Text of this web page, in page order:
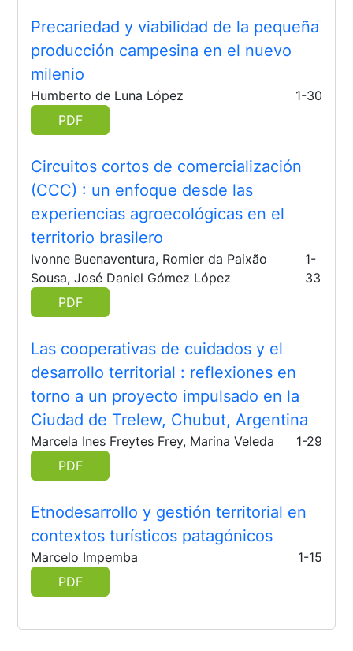
Precariedad y viabilidad de la pequeña
producción campesina en el nuevo
milenio
Humberto de Luna López
1-30
PDF
Circuitos cortos de comercialización
(CCC) : un enfoque desde las
experiencias agroecológicas en el
territorio brasilero
Ivonne Buenaventura, Romier da Paixão
Sousa, José Daniel Gómez López
1-
33
PDF
Las cooperativas de cuidados y el
desarrollo territorial : reflexiones en
torno a un proyecto impulsado en la
Ciudad de Trelew, Chubut, Argentina
Marcela Ines Freytes Frey, Marina Veleda
1-29
PDF
Etnodesarrollo y gestión territorial en
contextos turísticos patagónicos
Marcelo Impemba
1-15
PDF